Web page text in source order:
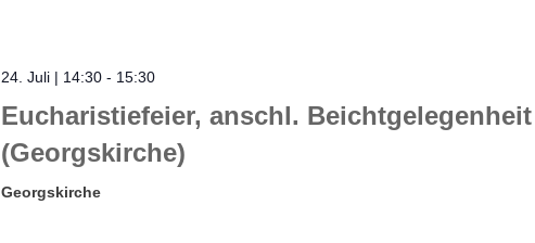
24. Juli | 14:30 - 15:30
Eucharistiefeier, anschl. Beichtgelegenheit
(Georgskirche)
Georgskirche